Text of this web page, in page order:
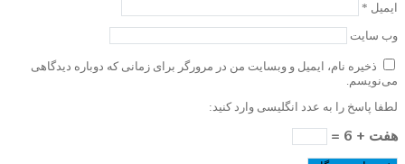
ایمیل *
وب‌ سایت
ذخیره نام، ایمیل و وبسایت من در مرورگر برای زمانی که دوباره دیدگاهی
می‌نویسم.
لطفا پاسخ را به عدد انگلیسی وارد کنید:
هفت + 6 =